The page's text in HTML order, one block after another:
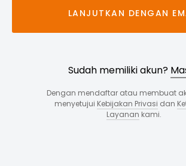
LANJUTKAN DENGAN
Sudah memiliki akun?
Dengan mendaftar atau membuat
menyetujui Kebijakan Privasi dan
Layanan kami.